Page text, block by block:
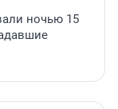
ночью 15